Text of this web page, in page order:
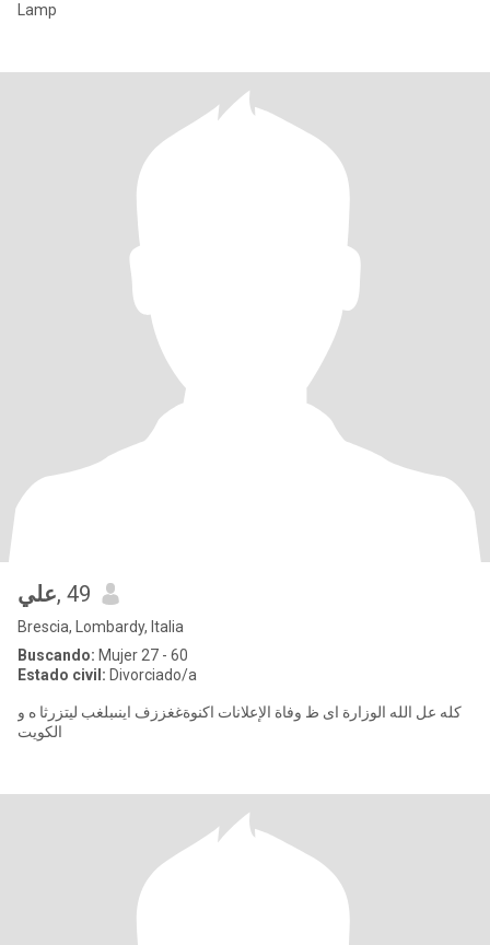
Lamp
علي, 49
Brescia, Lombardy, Italia
Buscando: Mujer 27 - 60
Estado civil: Divorciado/a
كله عل الله الوزارة اى ظ وفاة الإعلانات اكنوةغغززف اينىبلغب ليتزرثا ه و
الكويت